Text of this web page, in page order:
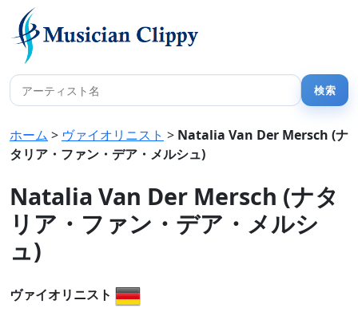
ホーム > ヴァイオリニスト > Natalia Van Der Mersch (ナ
タリア・ファン・デア・メルシュ)
Natalia Van Der Mersch (ナタ
リア・ファン・デア・メルシ
ュ)
ヴァイオリニスト